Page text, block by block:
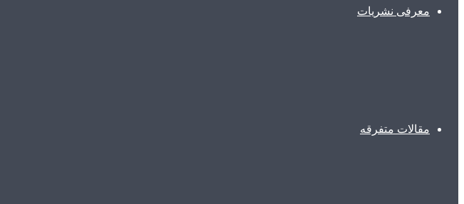
معرفی نشریات
مقالات متفرقه